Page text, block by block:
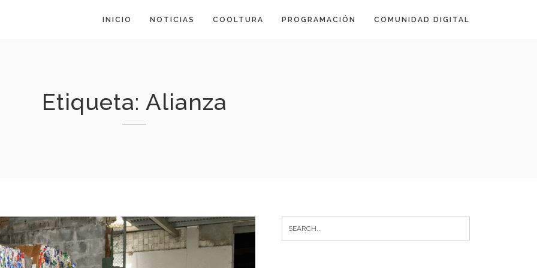
INICIO NOTICIAS COOLTURA PROGRAMACIÓN COMUNIDAD DIGITAL
Etiqueta: Alianza
for: